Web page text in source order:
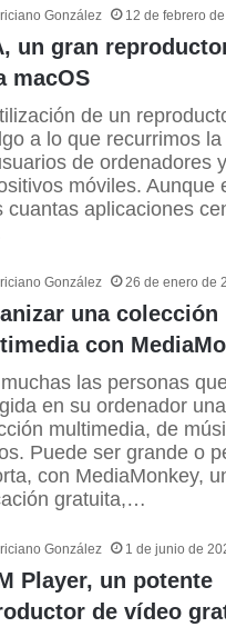
González 12 de febrero
un gran
macOS
de un
a lo que recurrimos
de ordenadores y
móviles. Aunque
cuantas aplicaciones
González 26 de enero de
una colección
con
las personas
en su ordenador
multimedia, de
Puede ser grande o
con MediaMonkey,
gratuita,…
González 1 de junio de
Player, un potente
de vídeo